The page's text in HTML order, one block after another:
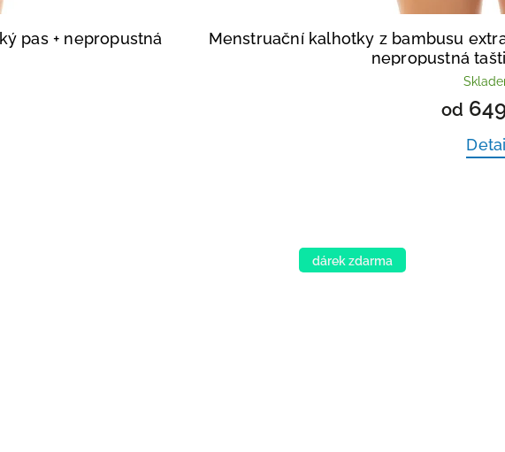
pas + nepropustná Menstruační kalhotky z bambusu
nepropustná
od
dárek zdarma